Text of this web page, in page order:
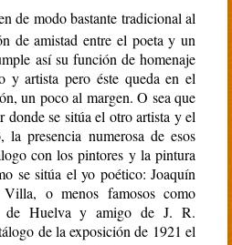
de modo bastante tradicional al
de amistad entre el poeta y un
así su función de homenaje
artista pero éste queda en el
un poco al margen. O sea que
donde se sitúa el otro artista y el
la presencia numerosa de esos
con los pintores y la pintura
se sitúa el yo poético: Joaquín
o menos famosos como
de Huelva y amigo de J. R.
de la exposición de 1921 el